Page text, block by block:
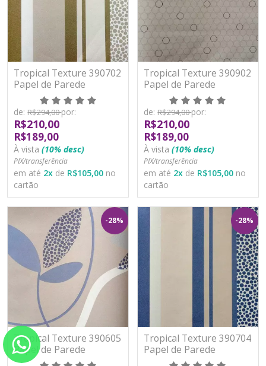
Tropical Texture 390702
Papel de Parede
Moderno Vinílico
Lavável
de: R$294,00por:
R$210,00
R$189,00
À vista (10% desc)
PIX/transferência
em até 2x de R$105,00 no
cartão
Tropical Texture 390902
Papel de Parede
Moderno Vinílico
Lavável
de: R$294,00por:
R$210,00
R$189,00
À vista (10% desc)
PIX/transferência
em até 2x de R$105,00 no
cartão
-28%
Tropical Texture 390605
Papel de Parede
Moderno Vinílico
-28%
Tropical Texture 390704
Papel de Parede
Moderno Vinílico